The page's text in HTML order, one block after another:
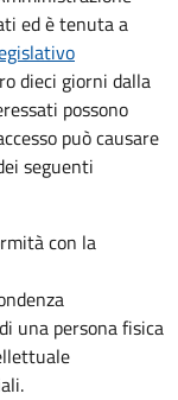
ed è tenuta a
dieci giorni dalla
possono
può causare
seguenti
con la
una persona fisica